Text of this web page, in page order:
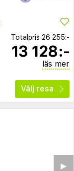
Totalpris 26 255:-
13 128:-
läs mer
Välj resa
▶︎